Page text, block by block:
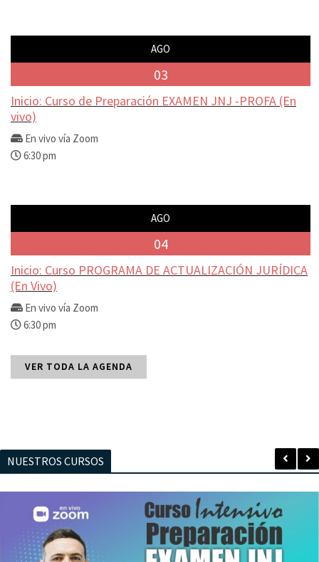
AGO
03
Inicio: Curso de Preparación EXAMEN JNJ -PROFA (En
vivo)
En vivo vía Zoom
6:30 pm
AGO
04
Inicio: Curso PROGRAMA DE ACTUALIZACIÓN JURÍDICA
(En Vivo)
En vivo vía Zoom
6:30 pm
VER TODA LA AGENDA
NUESTROS CURSOS